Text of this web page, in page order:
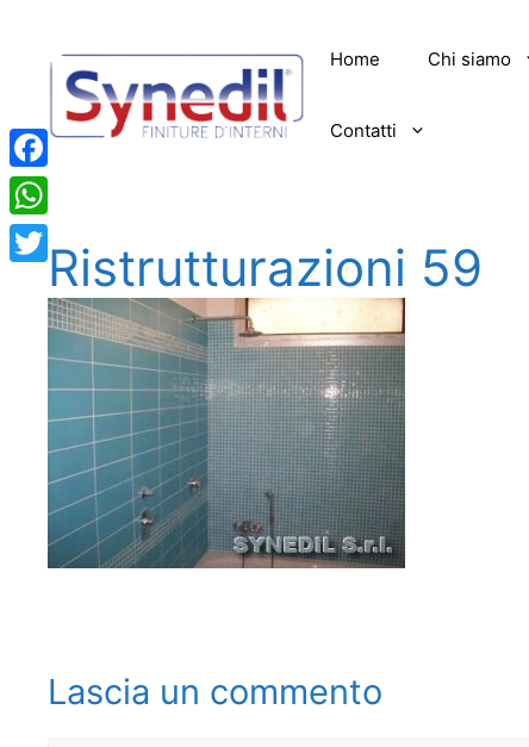
contenuto
Home Chi siamo
Contatti
Ristrutturazioni 59
Lascia un commento
Facebook
WhatsApp
Twitter